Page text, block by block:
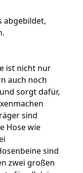
abgebildet,
ist nicht nur
auch noch
sorgt dafür,
sind
Hose wie
sind
zwei großen